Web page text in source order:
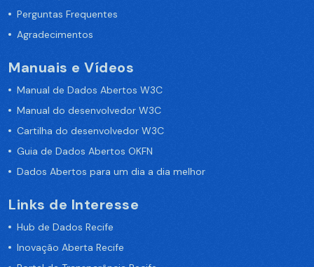
Perguntas Frequentes
Agradecimentos
Manuais e Vídeos
Manual de Dados Abertos W3C
Manual do desenvolvedor W3C
Cartilha do desenvolvedor W3C
Guia de Dados Abertos OKFN
Dados Abertos para um dia a dia melhor
Links de Interesse
Hub de Dados Recife
Inovação Aberta Recife